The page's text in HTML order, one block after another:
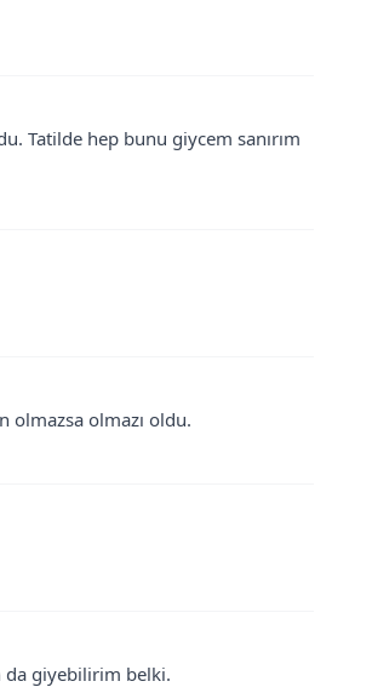
Tatilde hep bunu giycem sanırım
olmazsa olmazı oldu.
da giyebilirim belki.